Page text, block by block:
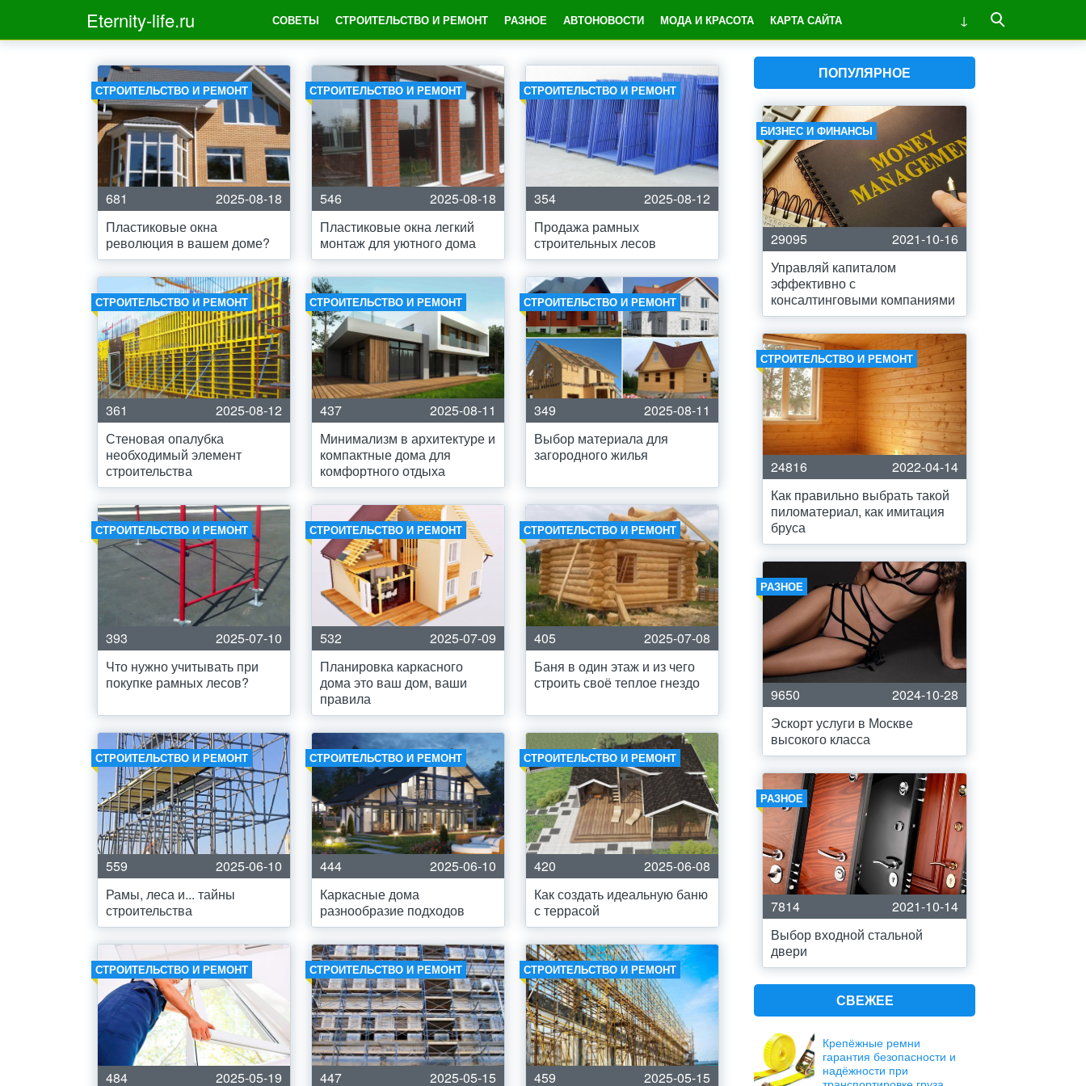
Eternity-life.ru СОВЕТЫ СТРОИТЕЛЬСТВО И РЕМОНТ РАЗНОЕ АВТОНОВОСТИ МОДА И КРАСОТА КАРТА САЙТА
СТРОИТЕЛЬСТВО И РЕМОНТ
681
2025-08-18
Пластиковые окна
революция в вашем доме?
СТРОИТЕЛЬСТВО И РЕМОНТ
546
2025-08-18
Пластиковые окна легкий
монтаж для уютного дома
СТРОИТЕЛЬСТВО И РЕМОНТ
354
2025-08-12
Продажа рамных
строительных лесов
СТРОИТЕЛЬСТВО И РЕМОНТ
361
2025-08-12
Стеновая опалубка
необходимый элемент
строительства
СТРОИТЕЛЬСТВО И РЕМОНТ
437
2025-08-11
Минимализм в архитектуре и
компактные дома для
комфортного отдыха
СТРОИТЕЛЬСТВО И РЕМОНТ
349
2025-08-11
Выбор материала для
загородного жилья
СТРОИТЕЛЬСТВО И РЕМОНТ
393
2025-07-10
Что нужно учитывать при
покупке рамных лесов?
СТРОИТЕЛЬСТВО И РЕМОНТ
532
2025-07-09
Планировка каркасного
дома это ваш дом, ваши
правила
СТРОИТЕЛЬСТВО И РЕМОНТ
405
2025-07-08
Баня в один этаж и из чего
строить своё теплое гнездо
СТРОИТЕЛЬСТВО И РЕМОНТ
559
2025-06-10
Рамы, леса и... тайны
строительства
СТРОИТЕЛЬСТВО И РЕМОНТ
444
2025-06-10
Каркасные дома
разнообразие подходов
СТРОИТЕЛЬСТВО И РЕМОНТ
420
2025-06-08
Как создать идеальную баню
с террасой
СТРОИТЕЛЬСТВО И РЕМОНТ
484 2025-05-19
СТРОИТЕЛЬСТВО И РЕМОНТ
447 2025-05-15
СТРОИТЕЛЬСТВО И РЕМОНТ
459 2025-05-15
ПОПУЛЯРНОЕ
БИЗНЕС И ФИНАНСЫ
29095
2021-10-16
Управляй капиталом
эффективно с
консалтинговыми компаниями
СТРОИТЕЛЬСТВО И РЕМОНТ
24816
2022-04-14
Как правильно выбрать такой
пиломатериал, как имитация
бруса
РАЗНОЕ
9650
2024-10-28
Эскорт услуги в Москве
высокого класса
РАЗНОЕ
7814
2021-10-14
Выбор входной стальной
двери
СВЕЖЕЕ
Крепёжные ремни
гарантия безопасности и
надёжности при